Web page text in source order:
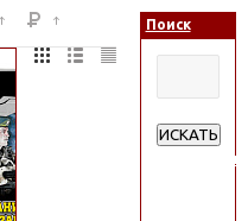
Поиск
ИСКАТЬ